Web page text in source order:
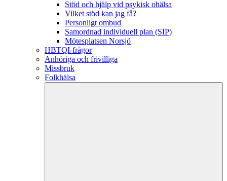
Stöd och hjälp vid psykisk ohälsa
Vilket stöd kan jag få?
Personligt ombud
Samordnad individuell plan (SIP)
Mötesplatsen Norsjö
HBTQI-frågor
Anhöriga och frivilliga
Missbruk
Folkhälsa